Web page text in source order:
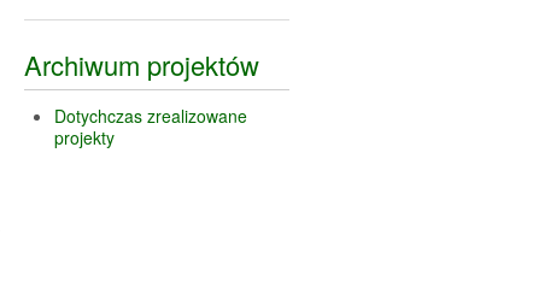
Archiwum projektów
Dotychczas zrealizowane
projekty